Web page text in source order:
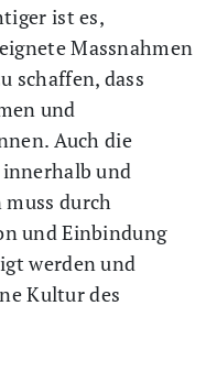
ist es,
Massnahmen
schaffen, dass
und
Auch die
und
durch
und Einbindung
werden und
Kultur des